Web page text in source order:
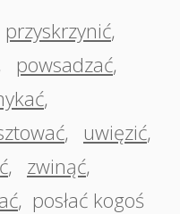
przyskrzynić,
powsadzać,
,
, uwięzić,
, zwinąć,
, posłać kogoś